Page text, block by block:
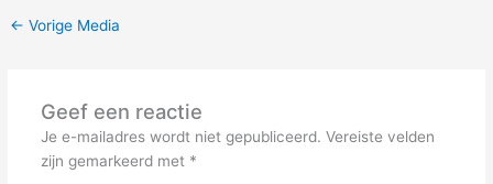
← Vorige Media
Geef een reactie
Je e-mailadres wordt niet gepubliceerd. Vereiste velden
zijn gemarkeerd met *